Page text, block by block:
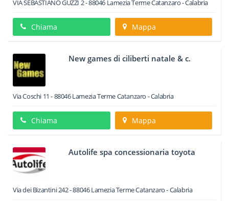
VIA SEBASTIANO GUZZI 2-88046 Lamezia TermeCatanzaro -Calabria
Chiama Mappa
New games di ciliberti natale & c.
Via Coschi 11 -88046Lamezia TermeCatanzaro -Calabria
Chiama Mappa
Autolife spa concessionaria toyota
Via dei Bizantini 242-88046Lamezia TermeCatanzaro -Calabria